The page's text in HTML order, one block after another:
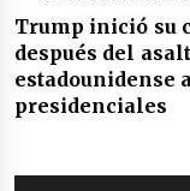
Trump inició su
después del
estadounidense
presidenciales
Navegación